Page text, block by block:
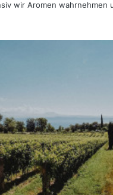
wir Aromen wahrnehmen